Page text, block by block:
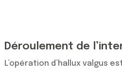
Déroulement de
L’opération d’hallux valgus